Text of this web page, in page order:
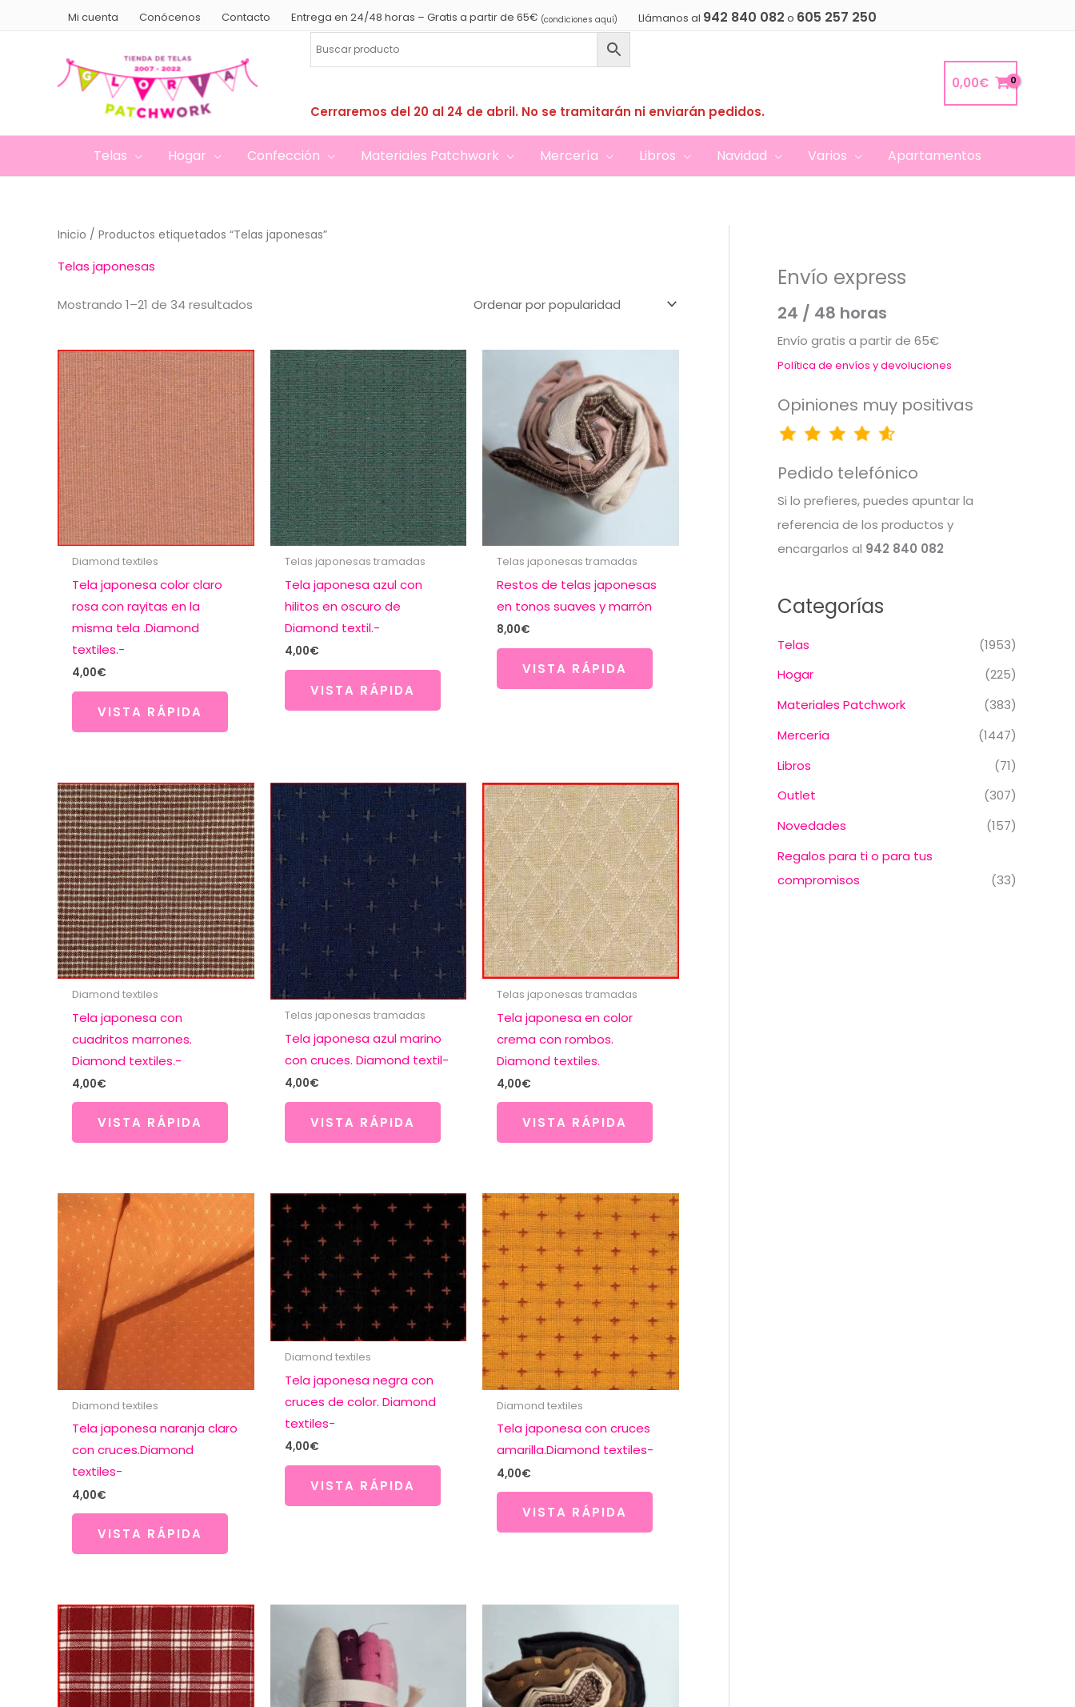
Mi cuenta Conócenos Contacto Entrega en 24/48 horas – Gratis a partir de 65€ (condiciones aquí) Llámanos al 942 840 082 o 605 257 250
Cerraremos del 20 al 24 de abril. No se tramitarán ni enviarán pedidos.
0,00€
Telas Hogar Confección Materiales Patchwork Mercería Libros Navidad Varios Apartamentos
Inicio / Productos etiquetados “Telas japonesas”
Telas japonesas
Mostrando 1–21 de 34 resultados
Diamond textiles
Tela japonesa color claro
rosa con rayitas en la
misma tela .Diamond
textiles.-
4,00€
VISTA RÁPIDA
Telas japonesas tramadas
Tela japonesa azul con
hilitos en oscuro de
Diamond textil.-
4,00€
VISTA RÁPIDA
Telas japonesas tramadas
Restos de telas japonesas
en tonos suaves y marrón
8,00€
VISTA RÁPIDA
Diamond textiles
Tela japonesa con
cuadritos marrones.
Diamond textiles.-
4,00€
VISTA RÁPIDA
Telas japonesas tramadas
Tela japonesa azul marino
con cruces. Diamond textil-
4,00€
VISTA RÁPIDA
Telas japonesas tramadas
Tela japonesa en color
crema con rombos.
Diamond textiles.
4,00€
VISTA RÁPIDA
Diamond textiles
Tela japonesa naranja claro
con cruces.Diamond
textiles-
4,00€
VISTA RÁPIDA
Diamond textiles
Tela japonesa negra con
cruces de color. Diamond
textiles-
4,00€
VISTA RÁPIDA
Diamond textiles
Tela japonesa con cruces
amarilla.Diamond textiles-
4,00€
VISTA RÁPIDA
Envío express
24 / 48 horas
Envío gratis a partir de 65€
Política de envíos y devoluciones
Opiniones muy positivas
Pedido telefónico
Si lo prefieres, puedes apuntar la
referencia de los productos y
encargarlos al 942 840 082
Categorías
Telas
(1953)
Hogar
(225)
Materiales Patchwork
(383)
Mercería
(1447)
Libros
(71)
Outlet
(307)
Novedades
(157)
Regalos para ti o para tus
compromisos
(33)